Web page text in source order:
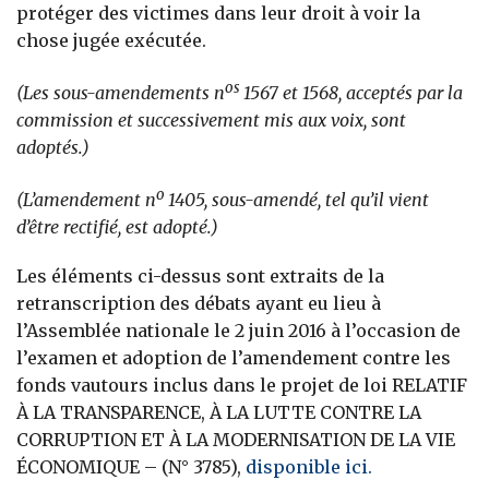
protéger des victimes dans leur droit à voir la
chose jugée exécutée.
(Les sous-amendements nos 1567 et 1568, acceptés par la
commission et successivement mis aux voix, sont
adoptés.)
(L’amendement no 1405, sous-amendé, tel qu’il vient
d’être rectifié, est adopté.)
Les éléments ci-dessus sont extraits de la
retranscription des débats ayant eu lieu à
l’Assemblée nationale le 2 juin 2016 à l’occasion de
l’examen et adoption de l’amendement contre les
fonds vautours inclus dans le projet de loi RELATIF
À LA TRANSPARENCE, À LA LUTTE CONTRE LA
CORRUPTION ET À LA MODERNISATION DE LA VIE
ÉCONOMIQUE – (N° 3785), disponible ici.